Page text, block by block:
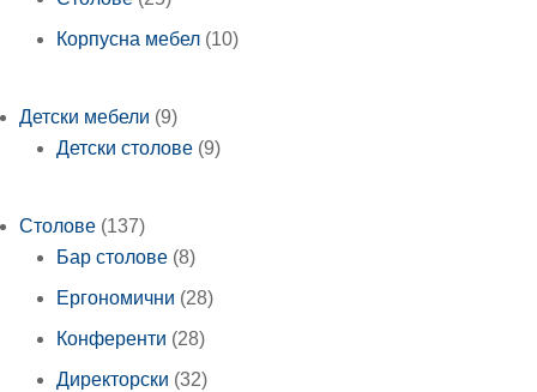
продукта
Корпусна мебел 1010
Детски мебели 99
продукта
Детски столове 99
Столове 137137
продукта
Бар столове 88
продукта
Ергономични 2828
Конференти 2828
продукта
Директорски 3232